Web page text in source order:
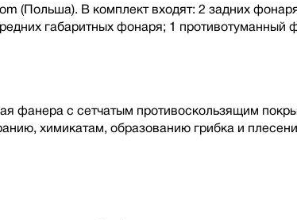
(Польша). В комплект входят: 2 задних
габаритных фонаря; 1
фанера с сетчатым противоскользящим
химикатам, образованию грибка и